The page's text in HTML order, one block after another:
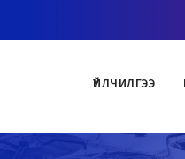
ҮЙЛЧИЛГЭЭ